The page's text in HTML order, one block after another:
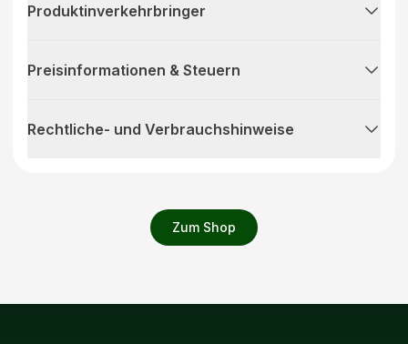
Zum Shop
Produktinverkehrbringer
Preisinformationen & Steuern
Rechtliche- und Verbrauchshinweise